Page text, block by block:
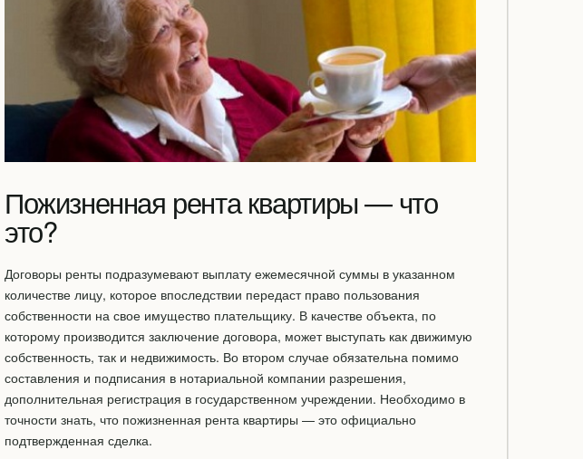
Пожизненная рента квартиры — что
это?
Договоры ренты подразумевают выплату ежемесячной суммы в указанном
количестве лицу, которое впоследствии передаст право пользования
собственности на свое имущество плательщику. В качестве объекта, по
которому производится заключение договора, может выступать как движимую
собственность, так и недвижимость. Во втором случае обязательна помимо
составления и подписания в нотариальной компании разрешения,
дополнительная регистрация в государственном учреждении. Необходимо в
точности знать, что пожизненная рента квартиры — это официально
подтвержденная сделка.